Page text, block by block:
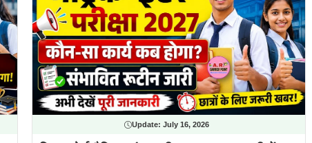
Update:July 16, 2026